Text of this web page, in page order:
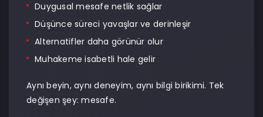
Duygusal mesafe netlik sağlar
Düşünce süreci yavaşlar ve derinleşir
Alternatifler daha görünür olur
Muhakeme isabetli hale gelir
Aynı beyin, aynı deneyim, aynı bilgi birikimi. Tek
değişen şey: mesafe.